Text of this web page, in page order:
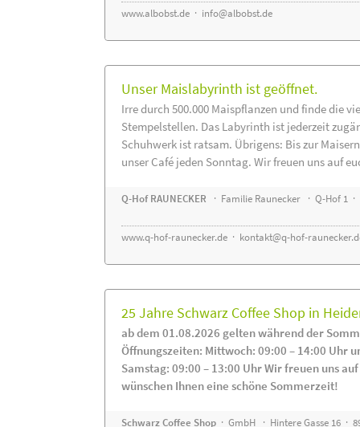
www.albobst.de · info@albobst.de
Unser Maislabyrinth ist geöffnet.
Irre durch 500.000 Maispflanzen und finde die
Stempelstellen. Das Labyrinth ist jederzeit
Schuhwerk ist ratsam. Übrigens: Bis zur
unser Café jeden Sonntag. Wir freuen uns auf
Q-Hof RAUNECKER · Familie Raunecker · Q-Hof 1
www.q-hof-raunecker.de · kontakt@q-hof-
25 Jahre Schwarz Coffee Shop in
ab dem 01.08.2026 gelten während der
Öffnungszeiten: Mittwoch: 09:00 – 14:00 Uhr
Samstag: 09:00 – 13:00 Uhr Wir freuen uns
wünschen Ihnen eine schöne Sommerzeit!
Schwarz Coffee Shop · GmbH · Hintere Gasse 16 ·